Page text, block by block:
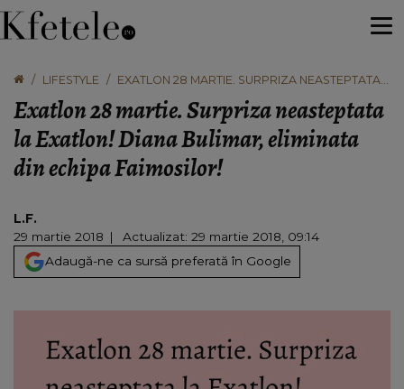
LIFESTYLE
EXATLON 28 MARTIE. SURPRIZA NEASTEPTATA
ECHIPA FAIMOSILOR!
Exatlon 28 martie. Surpriza neasteptata
la Exatlon! Diana Bulimar, eliminata
din echipa Faimosilor!
L.F.
29 martie 2018
Actualizat: 29 martie 2018, 09:14
Adaugă-ne ca sursă preferată în Google